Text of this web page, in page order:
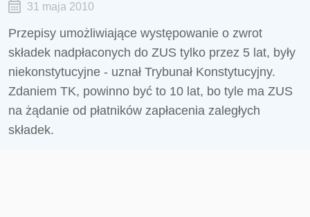
31 maja 2010
Przepisy umożliwiające występowanie o zwrot
składek nadpłaconych do ZUS tylko przez 5 lat, były
niekonstytucyjne - uznał Trybunał Konstytucyjny.
Zdaniem TK, powinno być to 10 lat, bo tyle ma ZUS
na żądanie od płatników zapłacenia zaległych
składek.